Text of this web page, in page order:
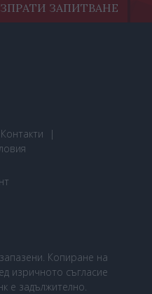
ЗАПИТВАНЕ
Контакти
Копиране на
изричното съгласие
е задължително.